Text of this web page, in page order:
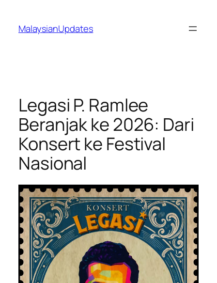
content
MalaysianUpdates
Legasi P. Ramlee
Beranjak ke 2026: Dari
Konsert ke Festival
Nasional